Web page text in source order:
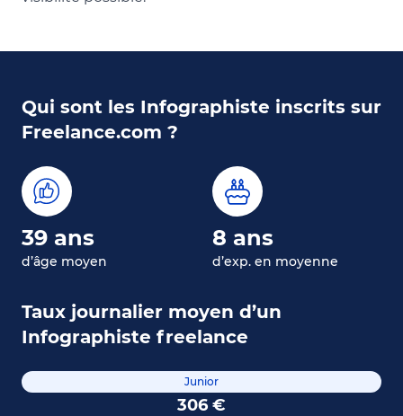
Qui sont les Infographiste inscrits sur
Freelance.com ?
39 ans
d’âge moyen
8 ans
d’exp. en moyenne
Taux journalier moyen d’un
Infographiste freelance
Junior
306 €